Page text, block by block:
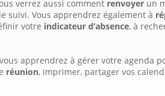
verrez aussi comment renvoyer un
suivi. Vous apprendrez également à
votre indicateur d’absence, à
apprendrez à gérer votre agenda
réunion, imprimer, partager vos